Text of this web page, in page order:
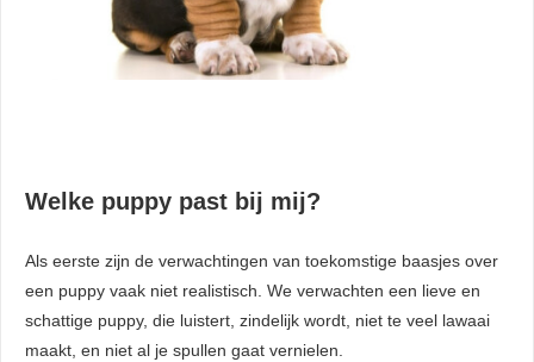
Welke puppy past bij mij?
Als eerste zijn de verwachtingen van toekomstige baasjes over
een puppy vaak niet realistisch. We verwachten een lieve en
schattige puppy, die luistert, zindelijk wordt, niet te veel lawaai
maakt, en niet al je spullen gaat vernielen.